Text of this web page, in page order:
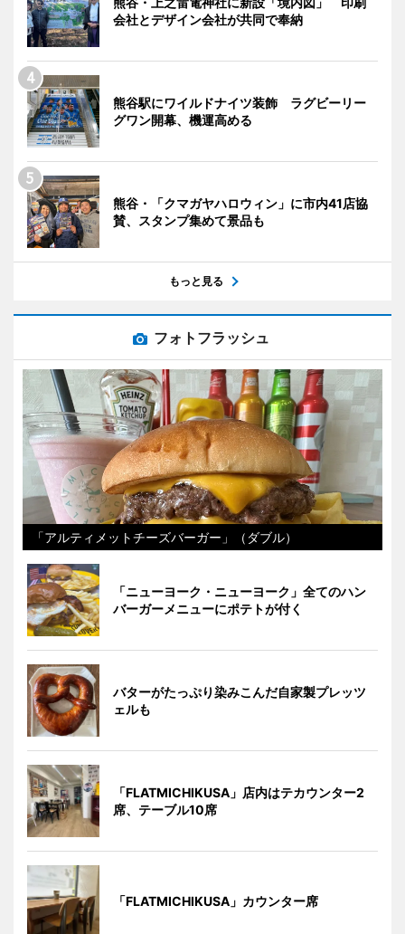
会社とデザイン会社が共同で奉納
熊谷駅にワイルドナイツ装飾 ラグビーリー
グワン開幕、機運高める
熊谷・「クマガヤハロウィン」に市内41店協
賛、スタンプ集めて景品も
もっと見る
フォトフラッシュ
「アルティメットチーズバーガー」（ダブル）
「ニューヨーク・ニューヨーク」全てのハン
バーガーメニューにポテトが付く
バターがたっぷり染みこんだ自家製プレッツ
ェルも
「FLATMICHIKUSA」店内はテカウンター2
席、テーブル10席
「FLATMICHIKUSA」カウンター席